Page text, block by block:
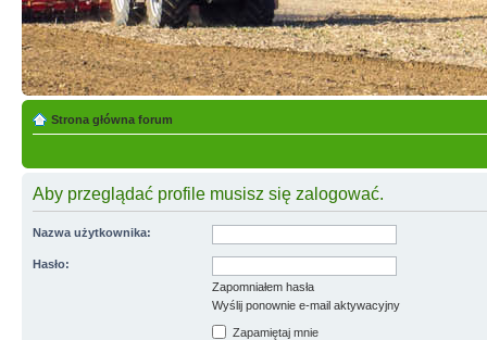
Strona główna forum
Aby przeglądać profile musisz się zalogować.
Nazwa użytkownika:
Hasło:
Zapomniałem hasła
Wyślij ponownie e-mail aktywacyjny
Zapamiętaj mnie